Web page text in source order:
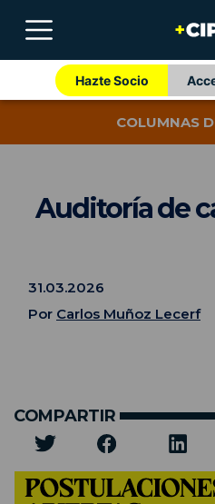
Hazte Socio
COLUMNAS
Auditoría de
31.03.2026
Por Carlos Muñoz Lecerf
COMPARTIR